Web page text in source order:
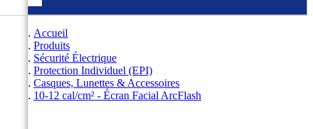
Accueil
Produits
Sécurité Électrique
Protection Individuel (EPI)
Casques, Lunettes & Accessoires
10-12 cal/cm² - Écran Facial ArcFlash